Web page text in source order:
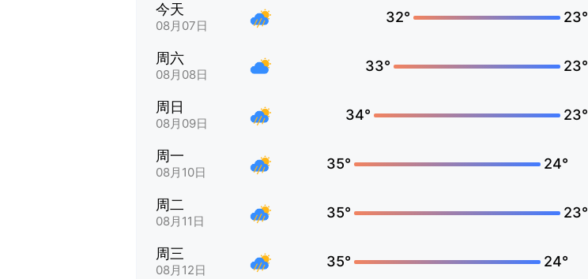
今天
08月07日
32° 23°
周六
08月08日
33° 23°
周日
08月09日
34° 23°
周一
08月10日
35° 24°
周二
08月11日
35° 23°
周三
08月12日
35° 24°